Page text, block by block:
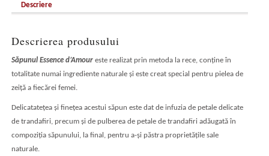
Descriere
Descrierea produsului
Săpunul Essence d’Amoureste realizat prin metoda la rece, conţine în
totalitate numai ingrediente naturale şi este creat special pentru pielea de
zeiţă a fiecărei femei.
Delicatateţea şi fineţea acestui săpun este dat de infuzia de petale delicate
de trandafiri, precum şi de pulberea de petale de trandafiri adăugată în
compoziţia săpunului, la final, pentru a-şi păstra proprietăţile sale
naturale.